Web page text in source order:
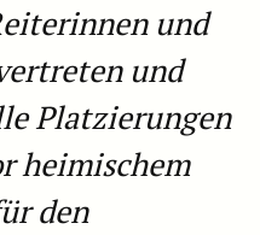
und
und
Platzierungen
heimischem
den